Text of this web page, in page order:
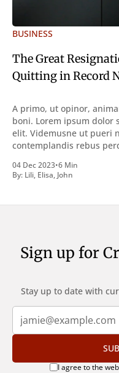
BUSINESS
The Great
Quitting in Record
A primo, ut opinor,
boni. Lorem ipsum dolor
elit. Videmusne ut pueri
contemplandis rebus
inveniri verbum potest
quod Graece, quam
04 Dec 2023•6 Min
By: Lili, Elisa, John
Sign up for
Stay up to date with
I agree to the